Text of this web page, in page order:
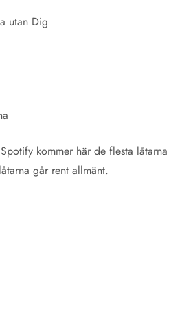
utan Dig
kommer här de flesta
går rent allmänt.